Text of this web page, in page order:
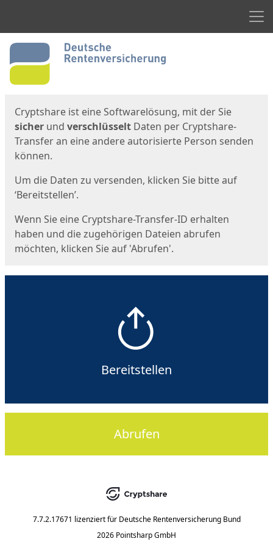
Start
Cryptshare ist eine Softwarelösung, mit der Sie
sicher und verschlüsselt Daten per Cryptshare-
Transfer an eine andere autorisierte Person senden
können.
Um die Daten zu versenden, klicken Sie bitte auf
‘Bereitstellen’.
Wenn Sie eine Cryptshare-Transfer-ID erhalten
haben und die zugehörigen Dateien abrufen
möchten, klicken Sie auf 'Abrufen'.
Bereitstellen
Abrufen
7.7.2.17671 lizenziert für Deutsche Rentenversicherung Bund
2026 Pointsharp GmbH